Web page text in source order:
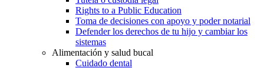
Rights to a Public Education
Toma de decisiones con apoyo y poder notarial
Defender los derechos de tu hijo y cambiar los
sistemas
Alimentación y salud bucal
Cuidado dental